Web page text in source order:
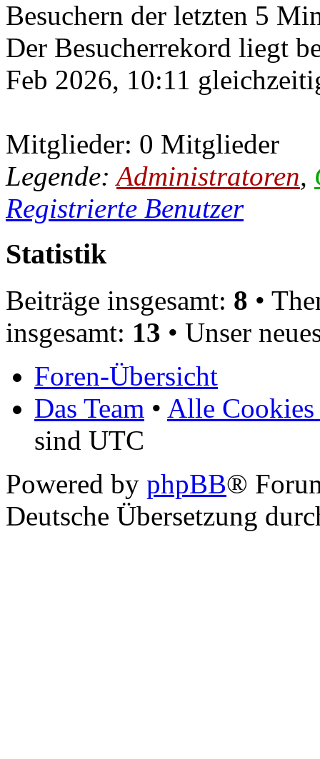
Besuchern der letzten 5
Der Besucherrekord liegt
Feb 2026, 10:11
Mitglieder: 0 Mitglieder
Legende: Administratoren,
Registrierte Benutzer
Statistik
Beiträge insgesamt: 8 •
insgesamt: 13 • Unser
Foren-Übersicht
Das Team • Alle Cookies
sind UTC
Powered by phpBB®
Deutsche Übersetzung